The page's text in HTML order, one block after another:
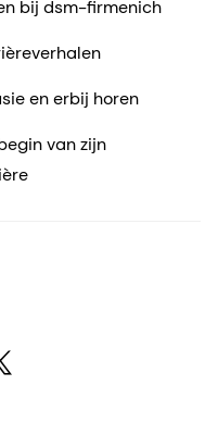
bij dsm-firmenich
en erbij horen
van zijn